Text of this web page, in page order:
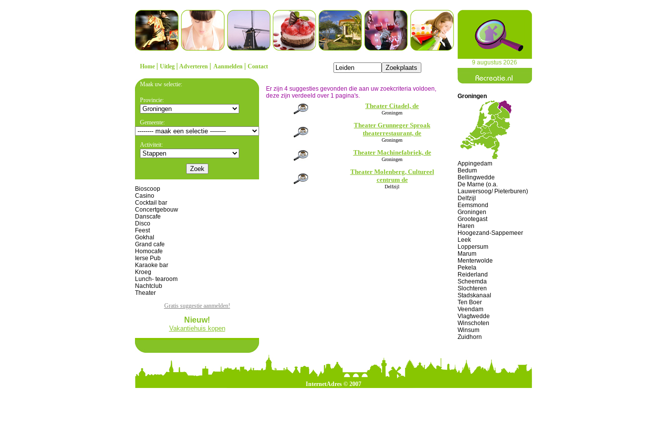
Home | Uitleg | Adverteren | Aanmelden | Contact
9 augustus 2026
Maak uw selectie:
Provincie:
Gemeente:
Activiteit:
Bioscoop
Casino
Cocktail bar
Concertgebouw
Danscafe
Disco
Feest
Gokhal
Grand cafe
Homocafe
Ierse Pub
Karaoke bar
Kroeg
Lunch- tearoom
Nachtclub
Theater
Gratis suggestie aanmelden!
Nieuw!
Vakantiehuis kopen
Er zijn 4 suggesties gevonden die aan uw zoekcriteria voldoen,
deze zijn verdeeld over 1 pagina's.
Theater Citadel, de
Groningen
Theater Grunneger Sproak
theaterrestaurant, de
Groningen
Theater Machinefabriek, de
Groningen
Theater Molenberg, Cultureel
centrum de
Delfzijl
Groningen
Appingedam
Bedum
Bellingwedde
De Marne (o.a.
Lauwersoog/ Pieterburen)
Delfzijl
Eemsmond
Groningen
Grootegast
Haren
Hoogezand-Sappemeer
Leek
Loppersum
Marum
Menterwolde
Pekela
Reiderland
Scheemda
Slochteren
Stadskanaal
Ten Boer
Veendam
Vlagtwedde
Winschoten
Winsum
Zuidhorn
InternetAdres © 2007